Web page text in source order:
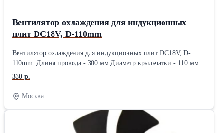
Вентилятор охлаждения для индукционных
плит DC18V, D-110mm
Вентилятор охлаждения для индукционных плит DC18V, D-
110mm. Длина провода - 300 мм Диаметр крыльчатки - 110 мм
Размер крепежной пластины - 145х28 мм Ток - 0,2 А
Производительность - 120 м3/ч Скорость вращения - 2800 об/
мин Уровень шума - 28,8 dB Тип коннектора - 2 pin Вентилятор
универсальный и совместим с большинством индукционных
плит: Gorenje, Vortmax, Iterma, Hurakan, Airhot, Kobor, Luxstahl и
330 р.
Москва